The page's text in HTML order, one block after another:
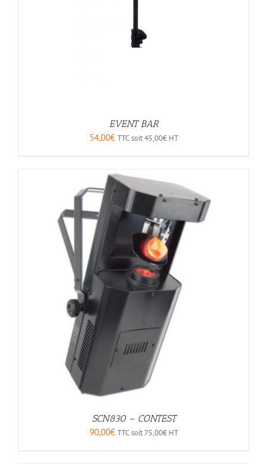
EVENT BAR
54,00€ TTC soit45,00€HT
SCN830 – CONTEST
90,00€ TTC soit75,00€HT